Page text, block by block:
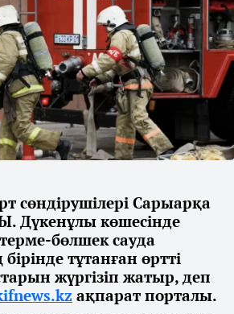
сөндірушілері Сарыарқа
Дүкенұлы көшесінде
бөлшек сауда
тұтанған өртті
жүргізіп жатыр, деп
ақпарат порталы.